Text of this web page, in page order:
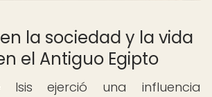
la sociedad y la vida
el Antiguo Egipto
ejerció una influencia